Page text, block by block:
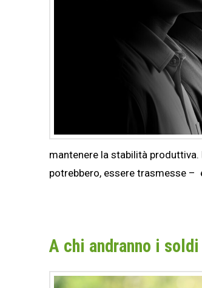
mantenere la stabilità
potrebbero, essere trasmesse –
A chi andranno i